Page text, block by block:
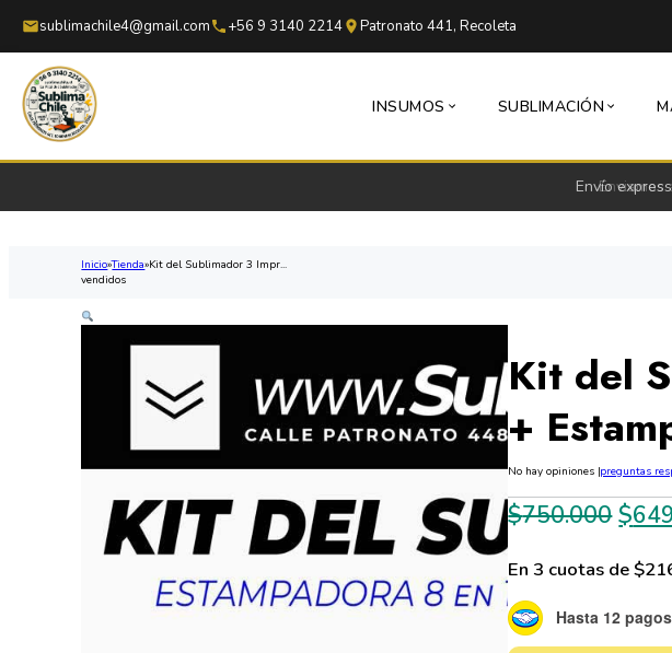
Saltar al contenido principal Saltar al pie de página
sublimachile4@gmail.com +56 9 3140 2214 Patronato 441, Recoleta
INSUMOS SUBLIMACIÓN
Envío
Inicio Tienda Kit del Sublimador 3 Impr...
vendidos
Kit del
+
No hay opiniones |preguntas
$750.000 El
era:
$
En 3 cuotas de
Hasta 12